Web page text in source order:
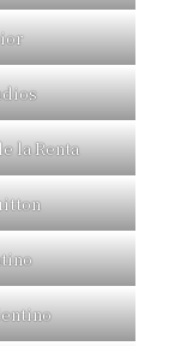
la Renta